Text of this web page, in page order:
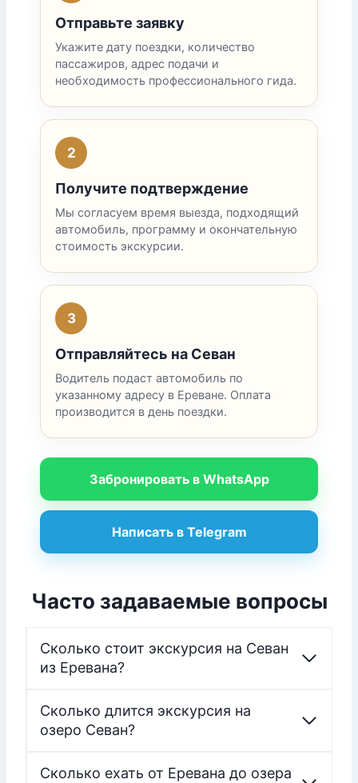
Отправьте заявку
Укажите дату поездки, количество
пассажиров, адрес подачи и
необходимость профессионального гида.
2
Получите подтверждение
Мы согласуем время выезда, подходящий
автомобиль, программу и окончательную
стоимость экскурсии.
3
Отправляйтесь на Севан
Водитель подаст автомобиль по
указанному адресу в Ереване. Оплата
производится в день поездки.
Забронировать в WhatsApp
Написать в Telegram
Часто задаваемые вопросы
Сколько стоит экскурсия на Севан
из Еревана?
Сколько длится экскурсия на
озеро Севан?
Сколько ехать от Еревана до озера